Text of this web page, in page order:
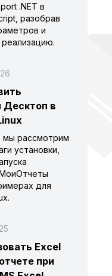
.NET в
разобрав
и
в
мы рассмотрим
установки,
для
Excel
при